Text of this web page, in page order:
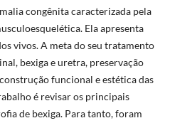
congênita caracterizada pela
Ela apresenta
vivos. A meta do seu tratamento
bexiga e uretra, preservação
funcional e estética das
é revisar os principais
de bexiga. Para tanto, foram